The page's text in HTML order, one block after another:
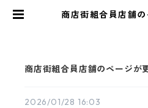
商店街組合員店舗
商店街組合員店舗のページが
2026/01/28 16:03